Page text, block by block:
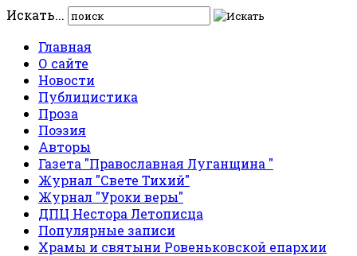
Искать...
Главная
О сайте
Новости
Публицистика
Проза
Поэзия
Авторы
Газета "Православная Луганщина "
Журнал "Свете Тихий"
Журнал "Уроки веры"
ДПЦ Нестора Летописца
Популярные записи
Храмы и святыни Ровеньковской епархии